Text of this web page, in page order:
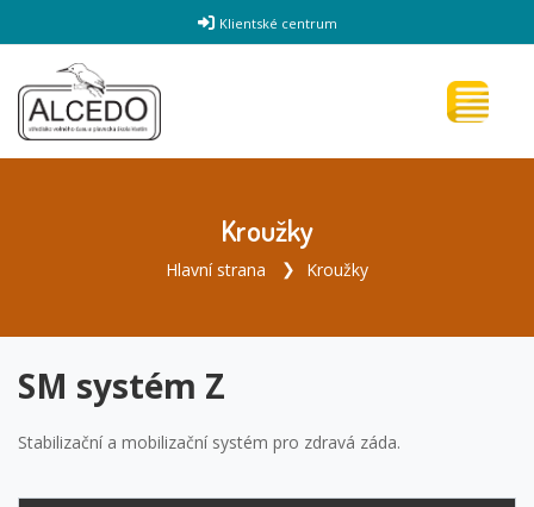
Klientské centrum
Kroužky
Hlavní strana Kroužky
SM systém Z
Stabilizační a mobilizační systém pro zdravá záda.